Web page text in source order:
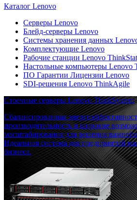
Каталог Lenovo
Серверы Lenovo
Блейд-серверы Lenovo
Системы хранения данных
Комплектующие Lenovo
Рабочие станции Lenovo
Настольные компьютеры Lenovo
ПО Гарантии Лицензии Lenovo
SDI-решения Lenovo ThinkAgile
Стоечные серверы Lenovo ThinkSystem
Сбалансированная
производительность и широкие
масштабирования для решения
Идеальная система для предприятий
бизнеса.